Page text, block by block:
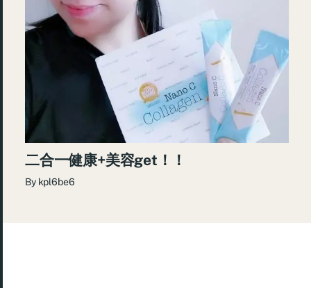
二合一健康+美容get！！
By kpl6be6